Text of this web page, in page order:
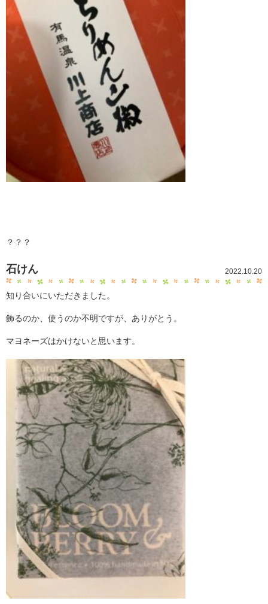
？？？
2022.10.20
石けん
知り合いにいただきました。
飾るのか、使うのか不明ですが、ありがとう。
マヨネーズはかけないと思います。